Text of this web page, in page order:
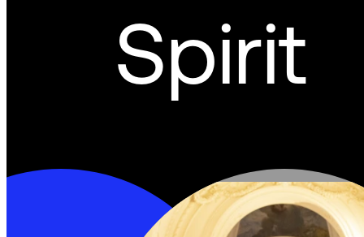
Spirit